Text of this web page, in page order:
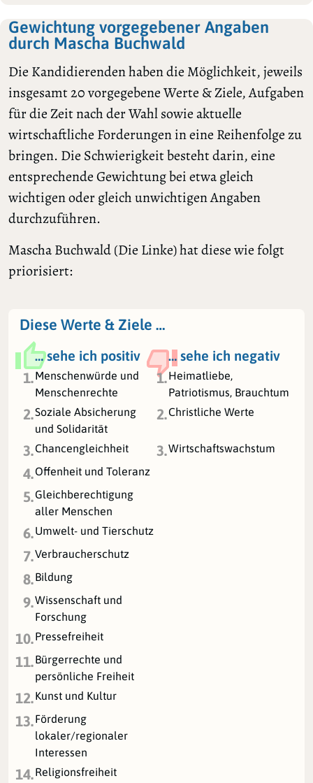
Gewichtung vorgegebener Angaben
durch Mascha Buchwald
Die Kandidierenden haben die Möglichkeit, jeweils
insgesamt 20 vorgegebene Werte & Ziele, Aufgaben
für die Zeit nach der Wahl sowie aktuelle
wirtschaftliche Forderungen in eine Reihenfolge zu
bringen. Die Schwierigkeit besteht darin, eine
entsprechende Gewichtung bei etwa gleich
wichtigen oder gleich unwichtigen Angaben
durchzuführen.
Mascha Buchwald (Die Linke) hat diese wie folgt
priorisiert:
Diese Werte & Ziele …
… sehe ich positiv
… sehe ich negativ
1.Menschenwürde und
Menschenrechte
1.Heimatliebe,
Patriotismus, Brauchtum
2.Soziale Absicherung
und Solidarität
2.Christliche Werte
3.Chancengleichheit 3.Wirtschaftswachstum
4.Offenheit und Toleranz
5.Gleichberechtigung
aller Menschen
6.Umwelt- und Tierschutz
7.Verbraucherschutz
8.Bildung
9.Wissenschaft und
Forschung
10.Pressefreiheit
11.Bürgerrechte und
persönliche Freiheit
12.Kunst und Kultur
13.Förderung
lokaler/regionaler
Interessen
14.Religionsfreiheit